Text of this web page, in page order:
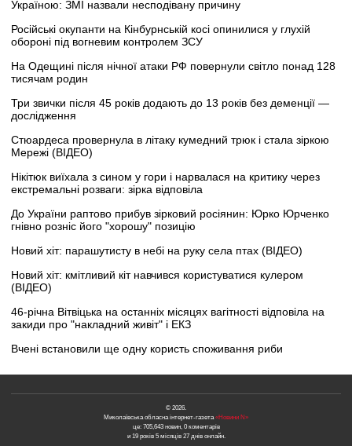
Україною: ЗМІ назвали несподівану причину
Російські окупанти на Кінбурнській косі опинилися у глухій
обороні під вогневим контролем ЗСУ
На Одещині після нічної атаки РФ повернули світло понад 128
тисячам родин
Три звички після 45 років додають до 13 років без деменції —
дослідження
Стюардеса провернула в літаку кумедний трюк і стала зіркою
Мережі (ВІДЕО)
Нікітюк виїхала з сином у гори і нарвалася на критику через
екстремальні розваги: зірка відповіла
До України раптово прибув зірковий росіянин: Юрко Юрченко
гнівно розніс його "хорошу" позицію
Новий хіт: парашутисту в небі на руку села птах (ВІДЕО)
Новий хіт: кмітливий кіт навчився користуватися кулером
(ВІДЕО)
46-річна Вітвіцька на останніх місяцях вагітності відповіла на
закиди про "накладний живіт" і ЕКЗ
Вчені встановили ще одну користь споживання риби
© 2026.
Миколаївська обласна інтернет-газета «Новини N»
це: 705,643 новин, 0 коментарів
и 19 років 5 місяців 27 днів онлайн.